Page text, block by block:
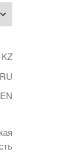
KZ
RU
EN